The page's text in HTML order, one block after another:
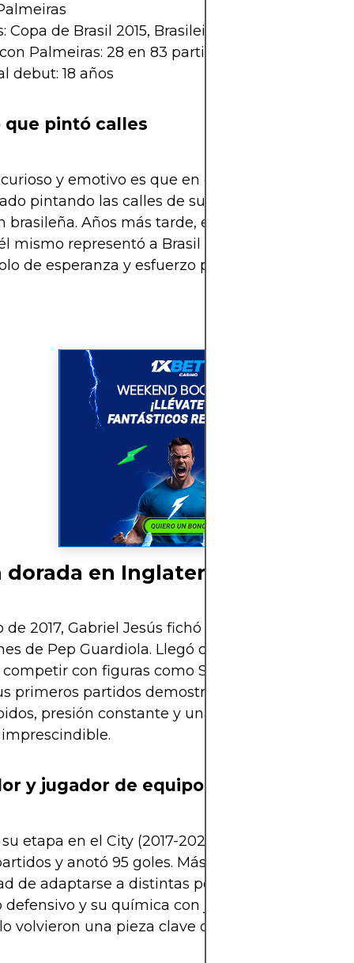
Copa de Brasil 2015, Brasileirão 2016
Palmeiras: 28 en 83 partidos
debut: 18 años
que pintó calles
y emotivo es que en el Mundial 2014,
pintando las calles de su barrio en apoyo a la
brasileña. Años más tarde, esa imagen se volvió
mismo representó a Brasil en un Mundial. Su
de esperanza y esfuerzo para miles de
dorada en Inglaterra
de 2017, Gabriel Jesús fichó por el Manchester
de Pep Guardiola. Llegó con 19 años y con la
con figuras como Sergio Agüero. Sin
primeros partidos demostró ser más que una
presión constante y una energía
y jugador de equipo
etapa en el City (2017-2022), Gabriel Jesús
y anotó 95 goles. Más allá de los
de adaptarse a distintas posiciones ofensivas,
defensivo y su química con jugadores como De
volvieron una pieza clave del engranaje de